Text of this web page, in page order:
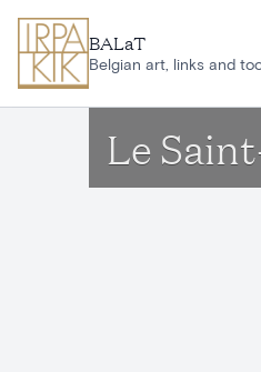
BALaT
Belgian art, links and
Le